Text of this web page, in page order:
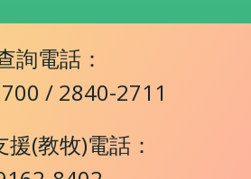
詢電話：
/ 2840-2711
援(教牧)電話：